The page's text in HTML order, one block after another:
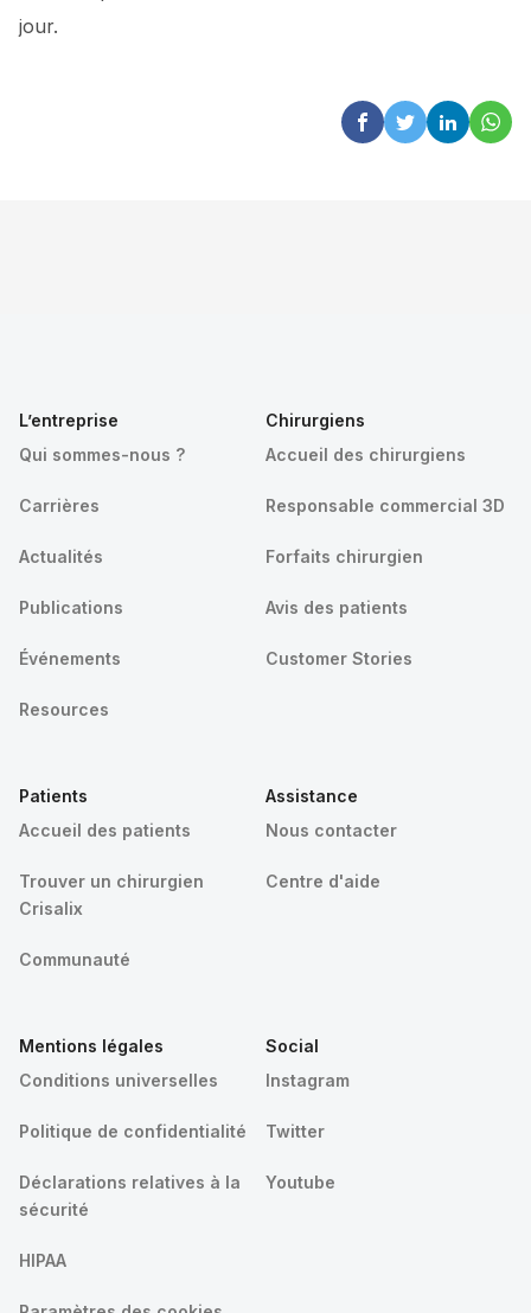
jour.
L’entreprise
Qui sommes-nous ?
Carrières
Actualités
Publications
Événements
Resources
Chirurgiens
Accueil des chirurgiens
Responsable commercial 3D
Forfaits chirurgien
Avis des patients
Customer Stories
Patients
Accueil des patients
Trouver un chirurgien
Crisalix
Communauté
Assistance
Nous contacter
Centre d'aide
Mentions légales
Conditions universelles
Politique de confidentialité
Déclarations relatives à la
sécurité
HIPAA
Social
Instagram
Twitter
Youtube